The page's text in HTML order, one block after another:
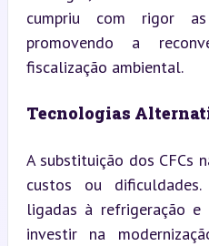
cumpriu com rigor as
promovendo a
fiscalização ambiental.
Tecnologias
A substituição dos CFCs
custos ou
ligadas à refrigeração
investir na